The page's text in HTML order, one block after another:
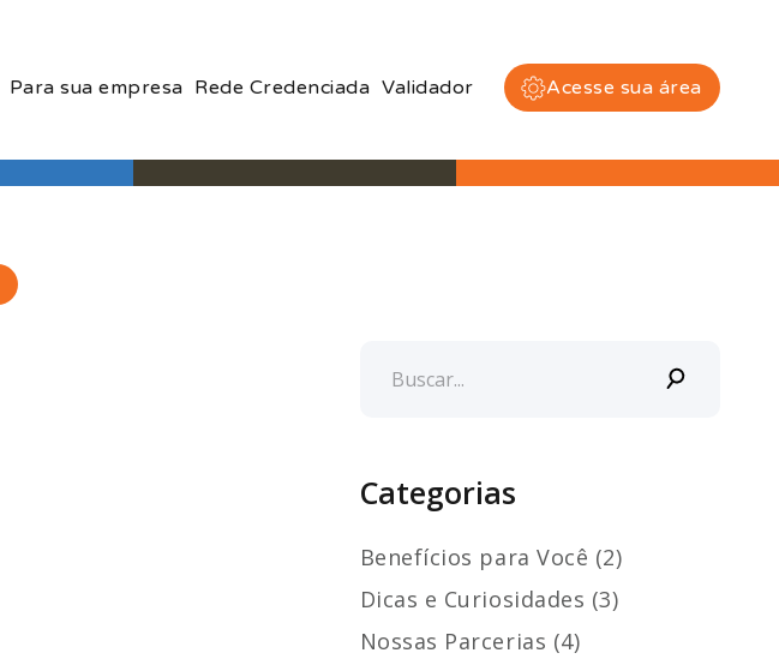
Para sua empresa Rede Credenciada Validador Acesse sua área
Categorias
Benefícios para Você (2)
Dicas e Curiosidades (3)
Nossas Parcerias (4)